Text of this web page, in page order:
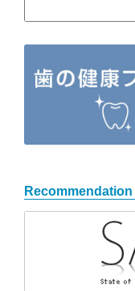
Recommendation